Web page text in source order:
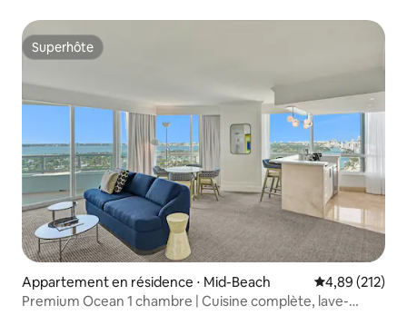
Superhôte
Superhôte
Appartement en résidence ⋅ Mid-Beach Évaluation
4,89 (212)
Premium Ocean 1 chambre | Cuisine complète, lave-